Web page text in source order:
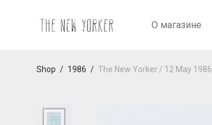
О магазине
Shop / 1986 / The New Yorker / 12 May 1986